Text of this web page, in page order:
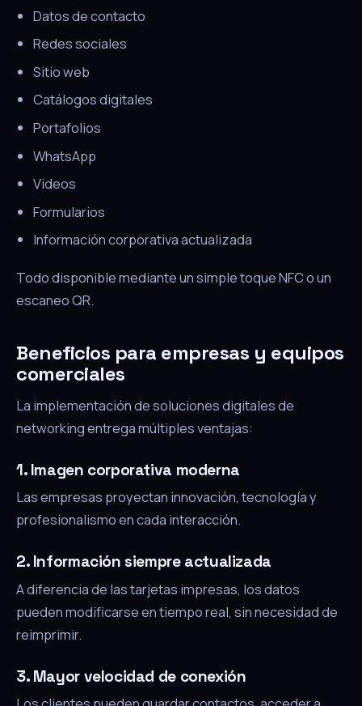
Datos de contacto
Redes sociales
Sitio web
Catálogos digitales
Portafolios
WhatsApp
Videos
Formularios
Información corporativa actualizada
Todo disponible mediante un simple toque NFC o un
escaneo QR.
Beneficios para empresas y equipos
comerciales
La implementación de soluciones digitales de
networking entrega múltiples ventajas:
1. Imagen corporativa moderna
Las empresas proyectan innovación, tecnología y
profesionalismo en cada interacción.
2. Información siempre actualizada
A diferencia de las tarjetas impresas, los datos
pueden modificarse en tiempo real, sin necesidad de
reimprimir.
3. Mayor velocidad de conexión